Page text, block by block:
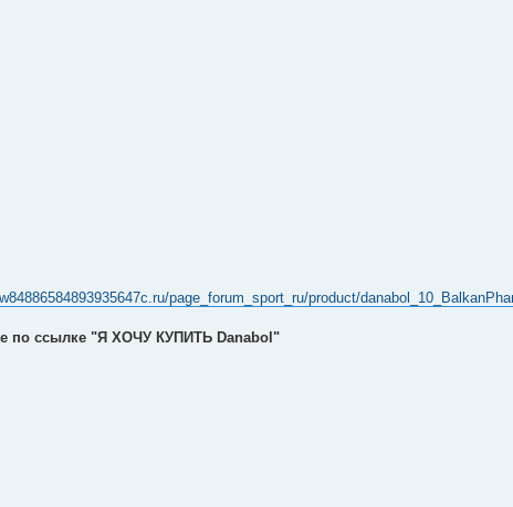
page_forum_sport_ru/product/
по ссылке "Я ХОЧУ КУПИТЬ Danabol"